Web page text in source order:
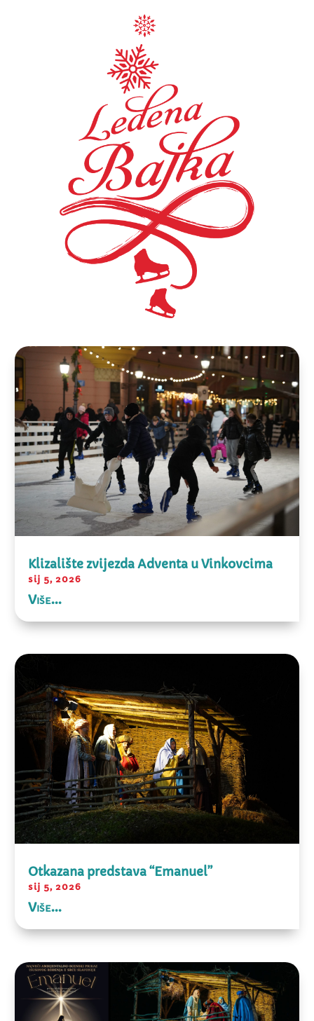
Klizalište zvijezda Adventa u Vinkovcima
sij 5, 2026
Više...
Otkazana predstava “Emanuel”
sij 5, 2026
Više...